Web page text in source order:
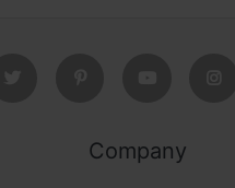
Company